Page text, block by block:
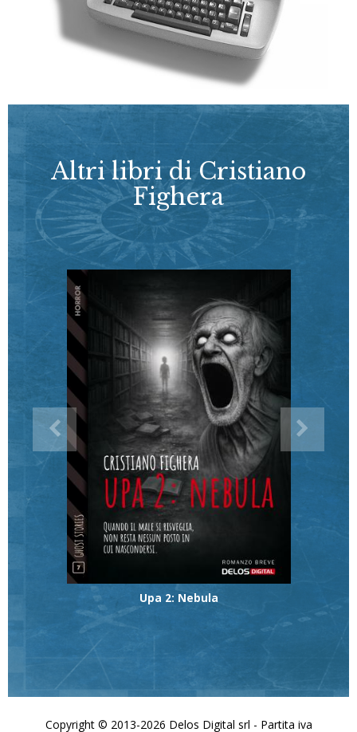
Altri libri di Cristiano
Fighera
Upa 2: Nebula
Copyright © 2013-2026 Delos Digital srl - Partita iva